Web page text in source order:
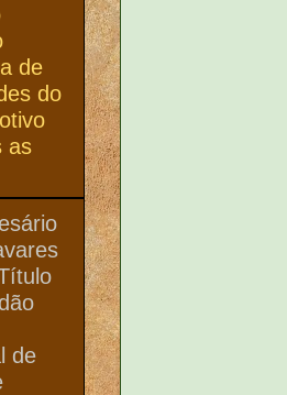
de
do
as
de